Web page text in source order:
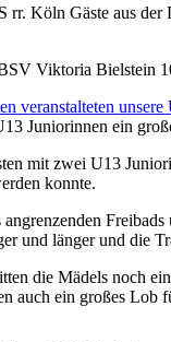
Köln Gäste aus
Viktoria Bielstein
Juniorinnen ein
mit zwei U13
konnte.
und länger und die
die Mädels noch
auch ein großes